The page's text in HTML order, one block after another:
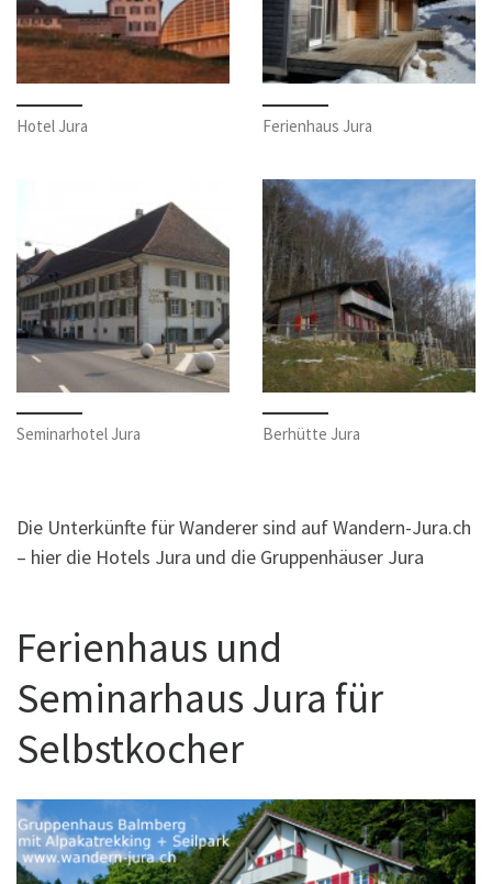
Hotel Jura Ferienhaus Jura
Seminarhotel Jura Berhütte Jura
Die Unterkünfte für Wanderer sind auf Wandern-Jura.ch
– hier die Hotels Jura und die Gruppenhäuser Jura
Ferienhaus und
Seminarhaus Jura für
Selbstkocher